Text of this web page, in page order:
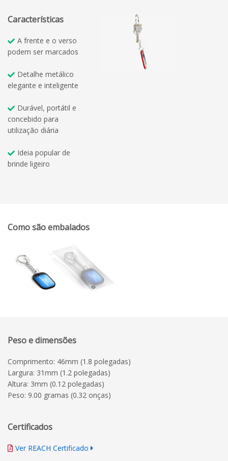
Características
A frente e o verso
podem ser marcados
Detalhe metálico
elegante e inteligente
Durável, portátil e
concebido para
utilização diária
Ideia popular de
brinde ligeiro
Como são embalados
Peso e dimensões
Comprimento: 46mm (1.8 polegadas)
Largura: 31mm (1.2 polegadas)
Altura: 3mm (0.12 polegadas)
Peso: 9.00 gramas (0.32 onças)
Certificados
Ver REACH Certificado